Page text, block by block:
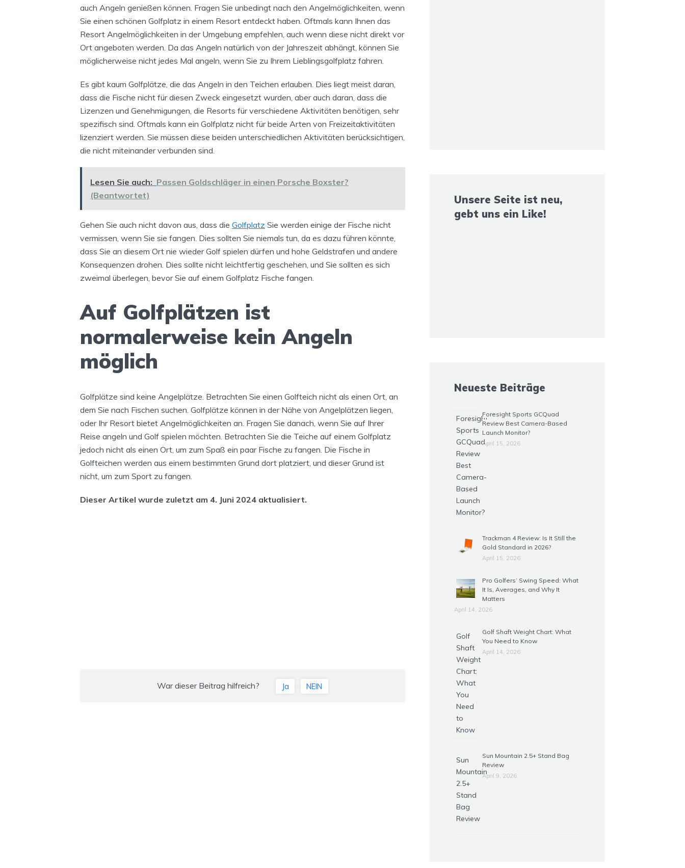
auch Angeln genießen können. Fragen Sie unbedingt nach den Angelmöglichkeiten, wenn
Sie einen schönen Golfplatz in einem Resort entdeckt haben. Oftmals kann Ihnen das
Resort Angelmöglichkeiten in der Umgebung empfehlen, auch wenn diese nicht direkt vor
Ort angeboten werden. Da das Angeln natürlich von der Jahreszeit abhängt, können Sie
möglicherweise nicht jedes Mal angeln, wenn Sie zu Ihrem Lieblingsgolfplatz fahren.
Es gibt kaum Golfplätze, die das Angeln in den Teichen erlauben. Dies liegt meist daran,
dass die Fische nicht für diesen Zweck eingesetzt wurden, aber auch daran, dass die
Lizenzen und Genehmigungen, die Resorts für verschiedene Aktivitäten benötigen, sehr
spezifisch sind. Oftmals kann ein Golfplatz nicht für beide Arten von Freizeitaktivitäten
lizenziert werden. Sie müssen diese beiden unterschiedlichen Aktivitäten berücksichtigen,
die nicht miteinander verbunden sind.
Lesen Sie auch: Passen Goldschläger in einen Porsche Boxster?
(Beantwortet)
Gehen Sie auch nicht davon aus, dass dieGolfplatz Sie werden einige der Fische nicht
vermissen, wenn Sie sie fangen. Dies sollten Sie niemals tun, da es dazu führen könnte,
dass Sie an diesem Ort nie wieder Golf spielen dürfen und hohe Geldstrafen und andere
Konsequenzen drohen. Dies sollte nicht leichtfertig geschehen, und Sie sollten es sich
zweimal überlegen, bevor Sie auf einem Golfplatz Fische fangen.
Auf Golfplätzen ist
normalerweise kein Angeln
möglich
Golfplätze sind keine Angelplätze. Betrachten Sie einen Golfteich nicht als einen Ort, an
dem Sie nach Fischen suchen. Golfplätze können in der Nähe von Angelplätzen liegen,
oder Ihr Resort bietet Angelmöglichkeiten an. Fragen Sie danach, wenn Sie auf Ihrer
Reise angeln und Golf spielen möchten. Betrachten Sie die Teiche auf einem Golfplatz
jedoch nicht als einen Ort, um zum Spaß ein paar Fische zu fangen. Die Fische in
Golfteichen werden aus einem bestimmten Grund dort platziert, und dieser Grund ist
nicht, um zum Sport zu fangen.
Dieser Artikel wurde zuletzt am 4. Juni 2024 aktualisiert.
War dieser Beitrag hilfreich? Ja NEIN
Unsere Seite ist neu,
gebt uns ein Like!
Neueste Beiträge
Foresight Sports GCQuad
Review Best Camera-Based
Launch Monitor?
April 15, 2026
Trackman 4 Review: Is It Still the
Gold Standard in 2026?
April 15, 2026
Pro Golfers’ Swing Speed: What
It Is, Averages, and Why It
Matters
April 14, 2026
Golf Shaft Weight Chart: What
You Need to Know
April 14, 2026
Sun Mountain 2.5+ Stand Bag
Review
April 9, 2026